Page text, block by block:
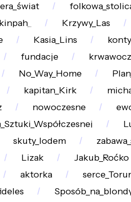
Krzywy_Las
Kasia_Lins
fundacje
No_Way_Home
kapitan_Kirk
nowoczesne
skuty_lodem
Lizak Jakub_Roćko
aktorka